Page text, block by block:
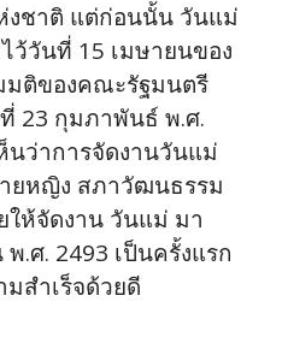
งชาติ แต่ก่อนนั้น วันแม่
ว้วันที่ 15 เมษายนของ
มติของคณะรัฐมนตรี
23 กุมภาพันธ์ พ.ศ.
นว่าการจัดงานวันแม่
ยหญิง สภาวัฒนธรรม
ห้จัดงาน วันแม่ มา
.ศ. 2493 เป็นครั้งแรก
สำเร็จด้วยดี